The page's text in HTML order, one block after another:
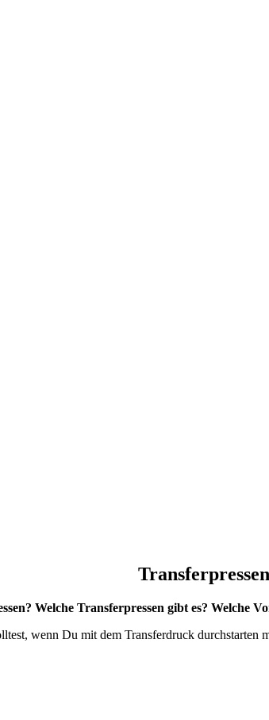
Transferpressen
Welche Transferpressen gibt es? Welche
wenn Du mit dem Transferdruck durchstarten